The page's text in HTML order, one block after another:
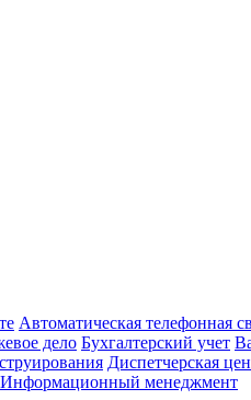
Автоматическая телефонная
дело Бухгалтерский учет
Диспетчерская
Информационный менеджмент